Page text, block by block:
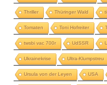
Thriller Thüringer Wald
Tomaten Toni Hofreiter
twsbi vac 700r UdSSR
Ukrainekrise Ultra-Klumpstreu
Ursula von der Leyen USA